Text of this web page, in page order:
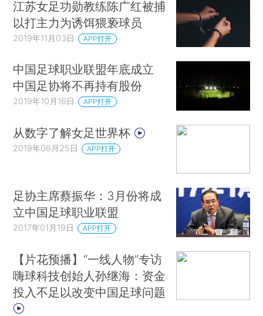
江苏女足功勋教练陈广红被捕
以打主力为诱饵猥亵球员
2019年11月03日 APP打开
中国足球职业联盟年底成立
中国足协将不再持有股份
2019年10月16日 APP打开
从数字了解女足世界杯
2019年06月25日 APP打开
足协主席蔡振华：3月份将成
立中国足球职业联盟
2017年01月19日 APP打开
【片花预播】“一线人物”专访
嗨球科技创始人孙继海：资金
投入不足以改变中国足球问题